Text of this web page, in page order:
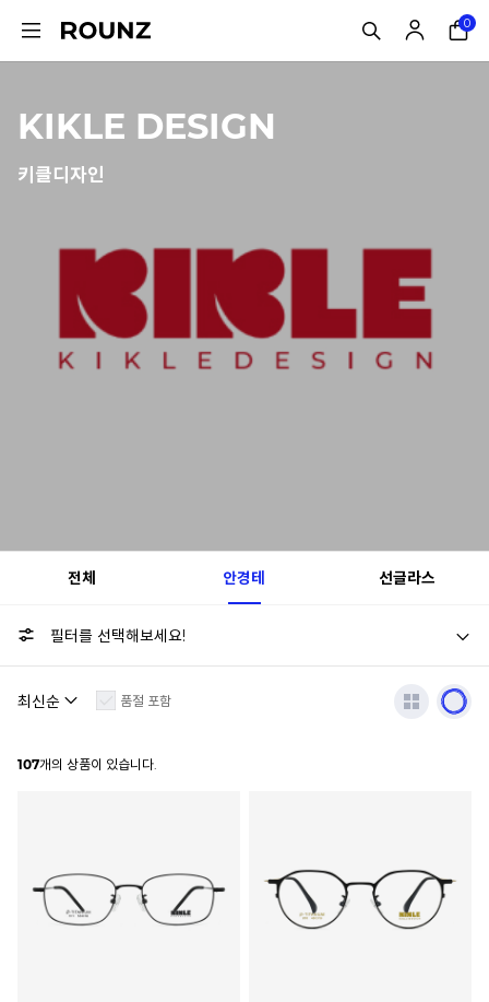
0
KIKLE DESIGN
키클디자인
전체 안경테 선글라스
필터를 선택해보세요!
품절 포함
107개의 상품이 있습니다.